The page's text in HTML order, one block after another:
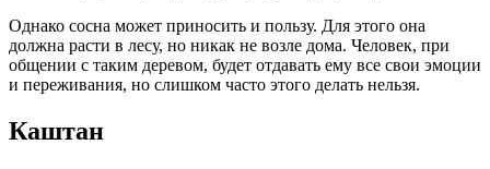
Однако сосна может приносить и пользу. Для этого она
должна расти в лесу, но никак не возле дома. Человек, при
общении с таким деревом, будет отдавать ему все свои эмоции
и переживания, но слишком часто этого делать нельзя.
Каштан